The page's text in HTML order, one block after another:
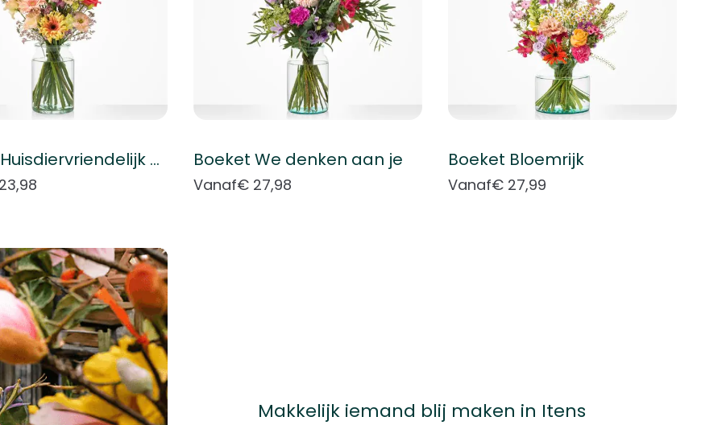
Boeket Huisdiervriendelijk boeket Boeket We denken aan je
Vanaf€ 27,98
Boeket Bloemrijk
Vanaf€ 27,99
Makkelijk iemand blij maken in Itens